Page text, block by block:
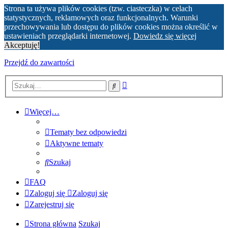
Strona ta używa plików cookies (tzw. ciasteczka) w celach
statystycznych, reklamowych oraz funkcjonalnych. Warunki
przechowywania lub dostępu do plików cookies można określić w
ustawieniach przeglądarki internetowej. Dowiedz się więcej
Akceptuję!
Przejdź do zawartości
Szukaj
Więcej…
Tematy bez odpowiedzi
Aktywne tematy
Szukaj
FAQ
Zaloguj się
Zaloguj się
Zarejestruj się
Strona główna Szukaj